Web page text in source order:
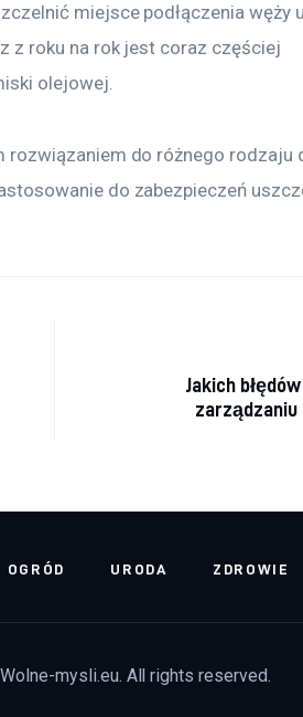
miejsce podłączenia węży
z roku na rok jest coraz częściej
olejowej.
do różnego rodzaju
do zabezpieczeń
Jakich
OGRÓD URODA ZDROWIE
mysli.eu. All rights reserved.